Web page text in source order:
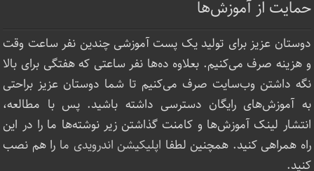
حمایت از آموزش‌ها
دوستان عزیز برای تولید یک پست آموزشی چندین نفر ساعت‌ وقت
و هزینه صرف می‌کنیم. بعلاوه ده‌ها نفر ساعتی که هفتگی برای بالا
نگه داشتن وب‌سایت صرف ‌می‌کنیم تا شما دوستان عزیز براحتی
به آموزش‌های رایگان دسترسی داشته باشید. پس با مطالعه،
انتشار لینک‌ آموزش‌ها و کامنت گذاشتن زیر نوشته‌‌ها ما را در این
راه همراهی کنید. همچنین لطفا اپلیکیشن اندرویدی ما را هم نصب
کنید.